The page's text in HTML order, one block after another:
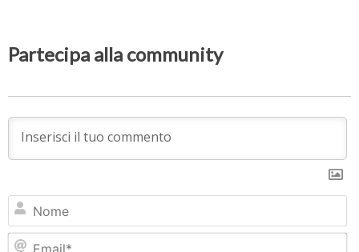
Partecipa alla community